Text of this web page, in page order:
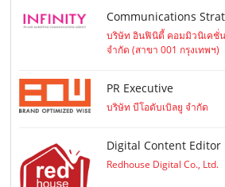
Communications
บริษัท อินฟินิตี้ คอมมิวนิเคชั่
จำกัด (สาขา 001 กรุงเทพฯ)
PR Executive
บริษัท บีโอดับเบิลยู จำกัด
Digital Content Editor
Redhouse Digital Co., Ltd.